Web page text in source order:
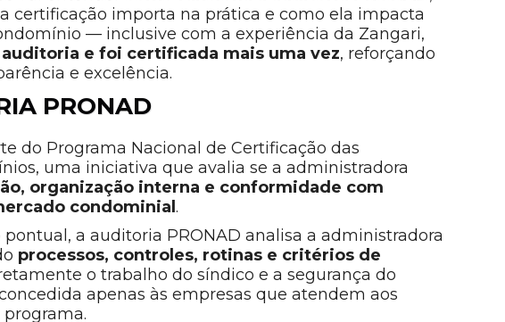
certificação importa na prática e como ela impacta
— inclusive com a experiência da Zangari,
e foi certificada mais uma vez, reforçando
e excelência.
PRONAD
do Programa Nacional de Certificação das
uma iniciativa que avalia se a administradora
organização interna e conformidade com
condominial.
a auditoria PRONAD analisa a administradora
processos, controles, rotinas e critérios de
o trabalho do síndico e a segurança do
apenas às empresas que atendem aos